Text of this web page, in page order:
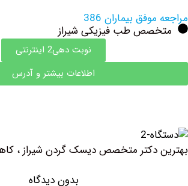
بیماران 386
طب فیزیکی شیراز
نوبت دهی2 اینترنتی
اطلاعات بیشتر و آدرس
دکتر متخصص دیسک گردن شیراز ، کاهش درد
بدون دیدگاه